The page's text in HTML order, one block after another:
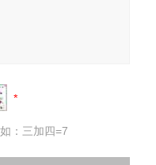
：三加四=7